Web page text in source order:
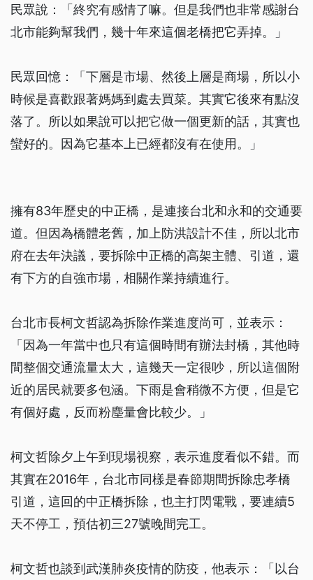
民眾說：「終究有感情了嘛。但是我們也非常感謝台
北市能夠幫我們，幾十年來這個老橋把它弄掉。」
民眾回憶：「下層是市場、然後上層是商場，所以小
時候是喜歡跟著媽媽到處去買菜。其實它後來有點沒
落了。所以如果說可以把它做一個更新的話，其實也
蠻好的。因為它基本上已經都沒有在使用。」
擁有83年歷史的中正橋，是連接台北和永和的交通要
道。但因為橋體老舊，加上防洪設計不佳，所以北市
府在去年決議，要拆除中正橋的高架主體、引道，還
有下方的自強市場，相關作業持續進行。
台北市長柯文哲認為拆除作業進度尚可，並表示：
「因為一年當中也只有這個時間有辦法封橋，其他時
間整個交通流量太大，這幾天一定很吵，所以這個附
近的居民就要多包涵。下雨是會稍微不方便，但是它
有個好處，反而粉塵量會比較少。」
柯文哲除夕上午到現場視察，表示進度看似不錯。而
其實在2016年，台北市同樣是春節期間拆除忠孝橋
引道，這回的中正橋拆除，也主打閃電戰，要連續5
天不停工，預估初三27號晚間完工。
柯文哲也談到武漢肺炎疫情的防疫，他表示：「以台